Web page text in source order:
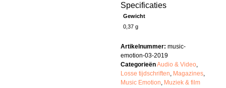
Specificaties
Gewicht
0,37 g
Artikelnummer: music-
emotion-03-2019
CategorieënAudio & Video,
Losse tijdschriften, Magazines,
Music Emotion, Muziek & film